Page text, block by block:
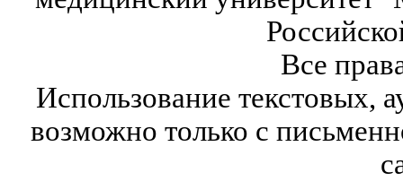
Все
Использование текстовых,
возможно только с